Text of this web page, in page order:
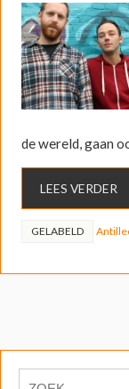
de wereld, gaan
LEES VERDER
GELABELD